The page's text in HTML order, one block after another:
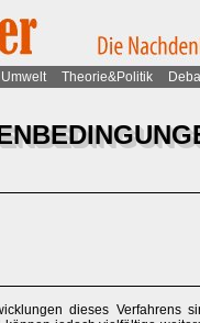
Umwelt Theorie&Politik
dieses Verfahrens